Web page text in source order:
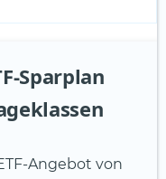
Sparplan
Angebot von